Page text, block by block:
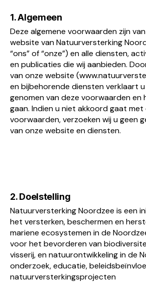
1. Algemeen
Deze algemene voorwaarden zijn
website van Natuurversterking
“ons” of “onze”) en alle diensten,
en publicaties die wij aanbieden.
van onze website
en bijbehorende diensten verklaart
genomen van deze voorwaarden en
gaan. Indien u niet akkoord gaat met
voorwaarden, verzoeken wij u geen
van onze website en diensten.
2. Doelstelling
Natuurversterking Noordzee is een
het versterken, beschermen en
mariene ecosystemen in de
voor het bevorderen van
visserij, en natuurontwikkeling in de
onderzoek, educatie,
natuurversterkingsprojecten